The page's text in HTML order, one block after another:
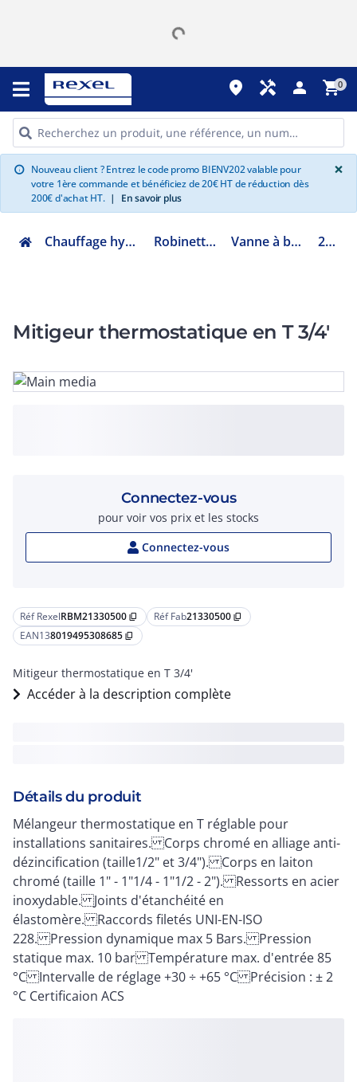
place handyman person shopping_cart0
info Nouveau client ? Entrez le code promo BIENV202 valable pour
votre 1ère commande et bénéficiez de 20€ HT de réduction dès
200€ d'achat HT. | En savoir plus
×
Chauffage hydraulique et plomberie Robinetterie de bâtiment Vanne à boisseau sphérique 21330500
Mitigeur thermostatique en T 3/4'
Réf RexelRBM21330500 content_copy Réf Fab21330500 content_copy
EAN138019495308685 content_copy
Mitigeur thermostatique en T 3/4'
Accéder à la description complète
Détails du produit
Mélangeur thermostatique en T réglable pour
installations sanitaires. Corps chromé en alliage anti-
dézincification (taille1/2" et 3/4"). Corps en laiton
chromé (taille 1" - 1"1/4 - 1"1/2 - 2"). Ressorts en acier
inoxydable. Joints d'étanchéité en
élastomère. Raccords filetés UNI-EN-ISO
228. Pression dynamique max 5 Bars. Pression
statique max. 10 bar Température max. d'entrée 85
°C Intervalle de réglage +30 ÷ +65 °C Précision : ± 2
°C Certificaion ACS
Connectez-vous
pour voir vos prix et les stocks
Connectez-vous